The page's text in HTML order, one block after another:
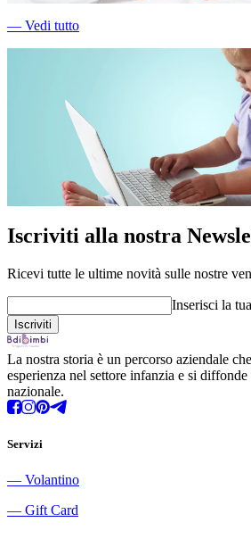
― Vedi tutto
Iscriviti alla nostra
Ricevi tutte le ultime novità sulle nostre
Inserisci la
La nostra storia è un percorso aziendale
esperienza nel settore infanzia e si
nazionale.
Servizi
― Volantino
― Gift Card